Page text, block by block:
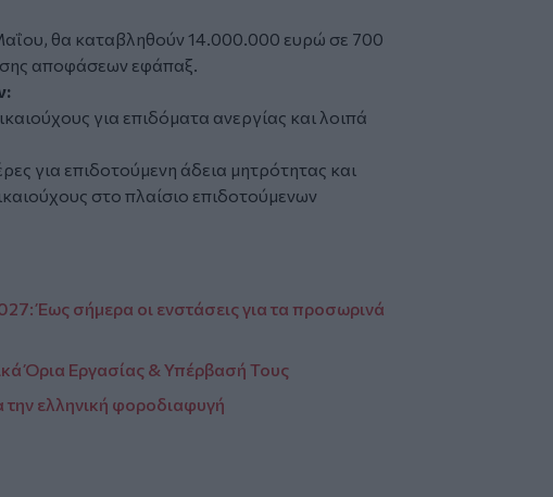
θα καταβληθούν 14.000.000 ευρώ σε 700
αποφάσεων εφάπαξ.
για επιδόματα ανεργίας και λοιπά
για επιδοτούμενη άδεια μητρότητας και
στο πλαίσιο επιδοτούμενων
Έως σήμερα οι ενστάσεις για τα προσωρινά
Όρια Εργασίας & Υπέρβασή Τους
ελληνική φοροδιαφυγή